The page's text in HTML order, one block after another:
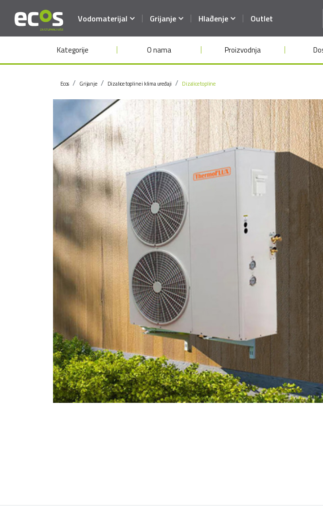
Vodomaterijal Grijanje Hlađenje Outlet
Kategorije O nama Proizvodnja
Ecos Grijanje Dizalice topline i klima uređaji Dizalice topline